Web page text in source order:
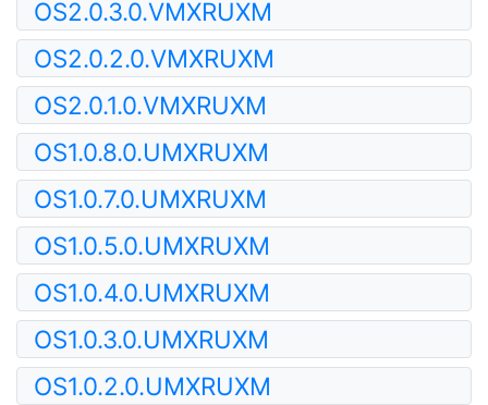
OS2.0.3.0.VMXRUXM
OS2.0.2.0.VMXRUXM
OS2.0.1.0.VMXRUXM
OS1.0.8.0.UMXRUXM
OS1.0.7.0.UMXRUXM
OS1.0.5.0.UMXRUXM
OS1.0.4.0.UMXRUXM
OS1.0.3.0.UMXRUXM
OS1.0.2.0.UMXRUXM